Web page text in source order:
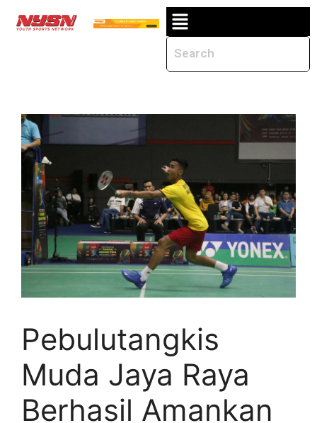
Pebulutangkis
Muda Jaya Raya
Berhasil Amankan